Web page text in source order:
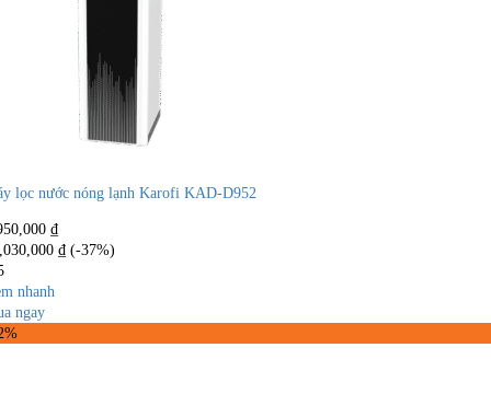
lọc nước nóng lạnh Karofi KAD-D952
₫
₫ (-37%)
nhanh
ngay